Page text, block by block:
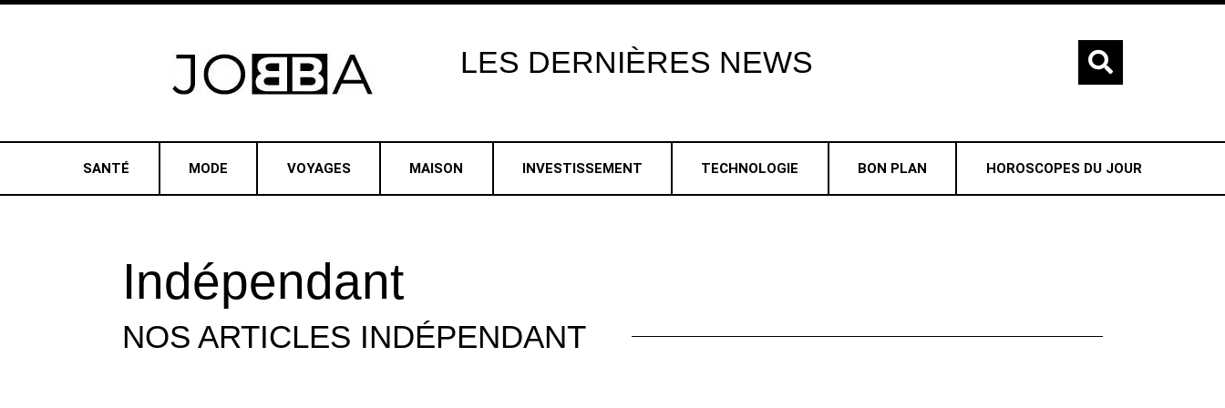
LES DERNIÈRES NEWS
SANTÉ MODE VOYAGES MAISON INVESTISSEMENT TECHNOLOGIE BON PLAN HOROSCOPES DU JOUR
Indépendant
NOS ARTICLES INDÉPENDANT